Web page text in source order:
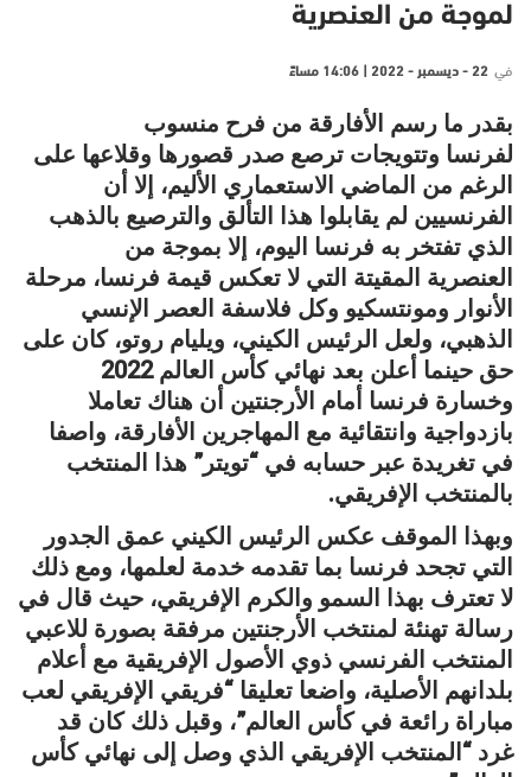
لموجة من العنصرية
في 22 - ديسمبر - 2022 | 14:06 مساءً
بقدر ما رسم الأفارقة من فرح منسوب
لفرنسا وتتويجات ترصع صدر قصورها وقلاعها على
الرغم من الماضي الاستعماري الأليم، إلا أن
الفرنسيين لم يقابلوا هذا التألق والترصيع بالذهب
الذي تفتخر به فرنسا اليوم، إلا بموجة من
العنصرية المقيتة التي لا تعكس قيمة فرنسا، مرحلة
الأنوار ومونتسكيو وكل فلاسفة العصر الإنسي
الذهبي، ولعل الرئيس الكيني، ويليام روتو، كان على
حق حينما أعلن بعد نهائي كأس العالم 2022
وخسارة فرنسا أمام الأرجنتين أن هناك تعاملا
بازدواجية وانتقائية مع المهاجرين الأفارقة، واصفا
في تغريدة عبر حسابه في “تويتر” هذا المنتخب
بالمنتخب الإفريقي.
وبهذا الموقف عكس الرئيس الكيني عمق الجدور
التي تجحد فرنسا بما تقدمه خدمة لعلمها، ومع ذلك
لا تعترف بهذا السمو والكرم الإفريقي، حيث قال في
رسالة تهنئة لمنتخب الأرجنتين مرفقة بصورة للاعبي
المنتخب الفرنسي ذوي الأصول الإفريقية مع أعلام
بلدانهم الأصلية، واضعا تعليقا “فريقي الإفريقي لعب
مباراة رائعة في كأس العالم”، وقبل ذلك كان قد
غرد “المنتخب الإفريقي الذي وصل إلى نهائي كأس